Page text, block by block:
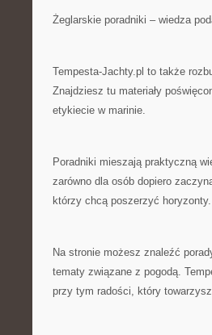
Żeglarskie poradniki – wiedza
Tempesta-Jachty.pl to także
Znajdziesz tu materiały
etykiecie w marinie.
Poradniki mieszają praktyczną
zarówno dla osób dopiero
którzy chcą poszerzyć horyzonty.
Na stronie możesz znaleźć
tematy związane z pogodą.
przy tym radości, który